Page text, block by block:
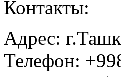
Контакты:
Адрес:
Телефон: